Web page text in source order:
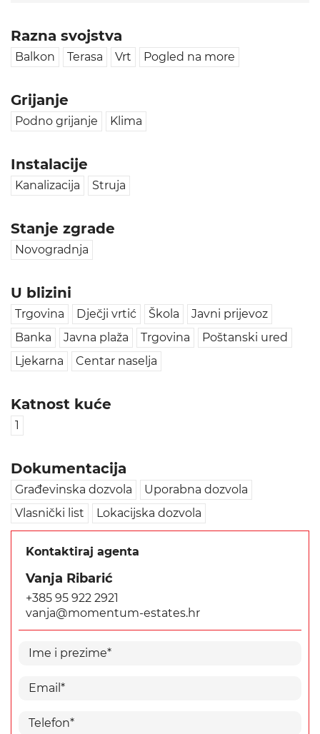
Razna svojstva
Balkon Terasa Vrt Pogled na more
Grijanje
Podno grijanje Klima
Instalacije
Kanalizacija Struja
Stanje zgrade
Novogradnja
U blizini
Trgovina Dječji vrtić Škola
Javni prijevoz
Banka
Javna plaža Trgovina
Poštanski ured
Ljekarna
Centar naselja
Katnost kuće
1
Dokumentacija
Građevinska dozvola
Uporabna dozvola
Vlasnički list
Lokacijska dozvola
Kontaktiraj agenta
Vanja Ribarić
+385 95 922 2921
vanja@momentum-estates.hr